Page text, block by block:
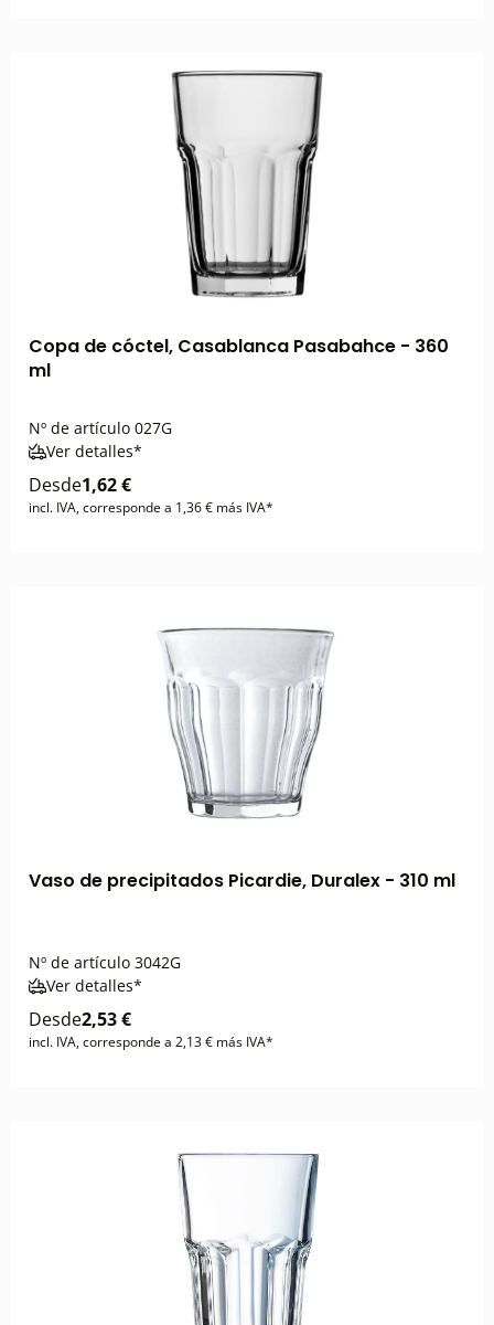
Copa de cóctel, Casablanca Pasabahce - 360
ml
Nº de artículo 027G
Ver detalles*
Desde1,62 €
incl. IVA, corresponde a 1,36 € más IVA*
Vaso de precipitados Picardie, Duralex - 310 ml
Nº de artículo 3042G
Ver detalles*
Desde2,53 €
incl. IVA, corresponde a 2,13 € más IVA*